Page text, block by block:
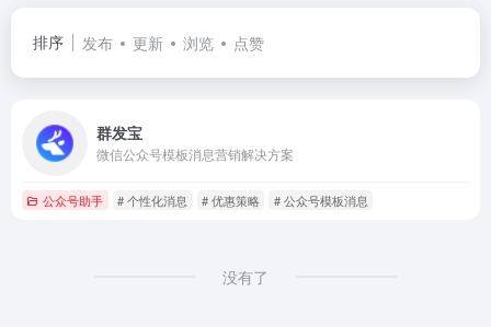
排序 发布 更新 浏览 点赞
群发宝
微信公众号模板消息营销解决方案
公众号助手 # 个性化消息 # 优惠策略 # 公众号模板消息
没有了